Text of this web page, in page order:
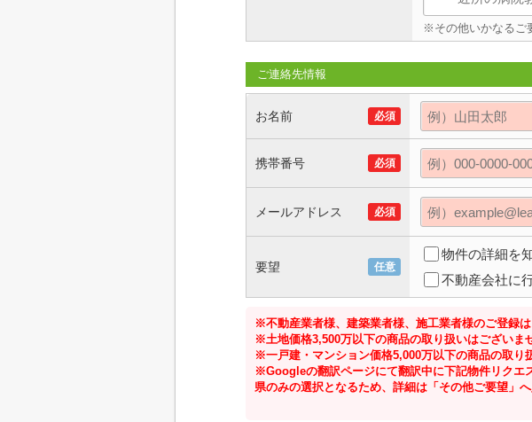
※その他いかなるご
ご連絡先情報
お名前 必須
携帯番号 必須
メールアドレス 必須
要望 任意
物件の詳細を
不動産会社に
※不動産業者様、建築業者様、施工業者様のご登録は
※土地価格3,500万以下の商品の取り扱いはございま
※一戸建・マンション価格5,000万以下の商品の取り
※Googleの翻訳ページにて翻訳中に下記物件リクエ
県のみの選択となるため、詳細は「その他ご要望」へ